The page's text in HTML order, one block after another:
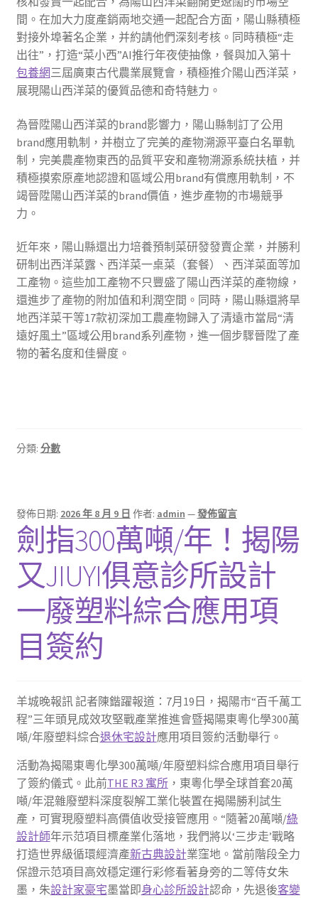
間。在加大力度產銷兩地交通一起配合方面，陽山縣積極
對接外埠著名企業，并約請他們深刻考核。同時積極“走
出往”，打造“菜小西”AI推行年夜使抽像，餐與加入第十
包養網三屆廣東古代農業展覽會，積極推介陽山西洋菜，
展現陽山西洋菜的優質品德和奇特魅力。
為晉陞陽山西洋菜的brand影響力，陽山縣制訂了公用
brand應用軌制，并樹立了完美的產物溯源平臺白名單軌
制，完美農產物東西的品質平安和產物溯源系統扶植，并
積極摸索原產地認證和區域公用brand有償應用軌制，不
竭晉陞陽山西洋菜的brand價值，進步產物的市場競爭
力。
近年來，陽山縣還出力培養預制菜研發發賣企業，并勝利
研制出西洋菜露、西洋菜一桌菜（套餐）、西洋菜面等加
工產物。這些加工產物不只豐盛了陽山西洋菜的產物線，
還進步了產物的附加值和利潤空間。同時，陽山縣還將旱
地西洋菜干等17款初深加工農產物歸入了清遠市當局“清
遠好風土”區域公用brand系列產物，進一個步驟晉陞了產
物的著名度和佳譽度。
分類: 分數
發佈日期: 2026 年 8 月 9 日 作者: admin —發佈留言
劍指300萬噸/年！揭陽
又JIUYI俱意診所設計
一廢塑料綜合應用項
目簽約
羊城晚報訊 記者陳鍇躍報道：7月19日，揭陽市“百千萬工
程”三年頭見成效攻堅戰產業推進會暨揭陽東粵化學300萬
噸/年廢塑料綜合退休宅設計應用項目簽約活動舉行。
活動為揭陽東粵化學300萬噸/年廢塑料綜合應用項目舉行
了簽約儀式。此前THE R3 寓所，東粵化學全球首套20萬
噸/年混雜廢塑料深度裂解工業化裝置在揭陽勝利試生
產，可實現廢塑料高價值收受接管應用。“隨著20萬噸/綠
設計師年示范項目標產業化落地，我們將以‘三步走’戰略
打造世界級循環經濟產新古典設計業窪地。當前階段全力
保證示范項目高效穩定運行彩修看著身旁的二等侍女朱
墨，朱設計家豪宅墨當即身心診所設計認命，先退後客變